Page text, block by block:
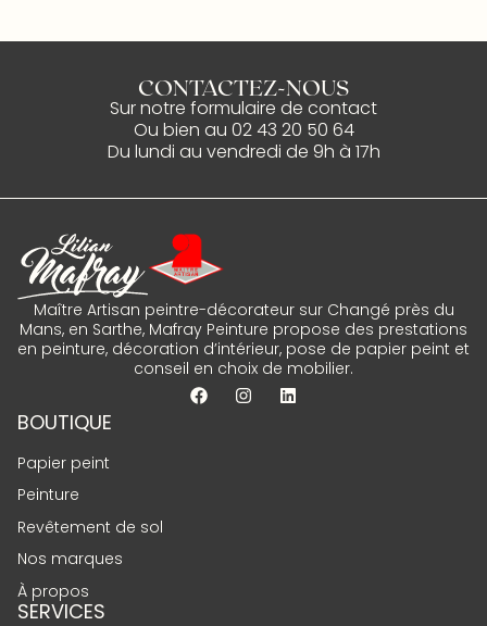
CONTACTEZ-NOUS
Sur notre formulaire de contact
Ou bien au 02 43 20 50 64
Du lundi au vendredi de 9h à 17h
Maître Artisan peintre-décorateur sur Changé près du
Mans, en Sarthe, Mafray Peinture propose des prestations
en peinture, décoration d’intérieur, pose de papier peint et
conseil en choix de mobilier.
BOUTIQUE
Papier peint
Peinture
Revêtement de sol
Nos marques
À propos
SERVICES